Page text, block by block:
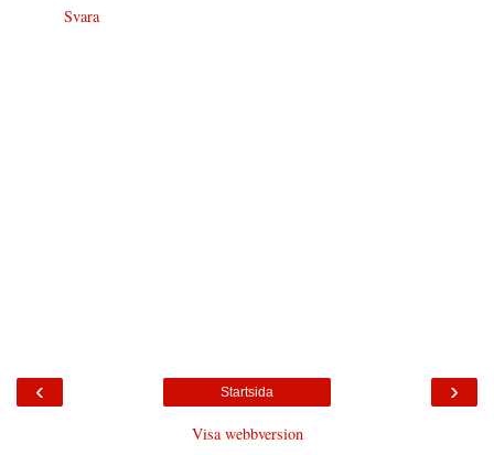
Svara
‹ ›
Startsida
Visa webbversion